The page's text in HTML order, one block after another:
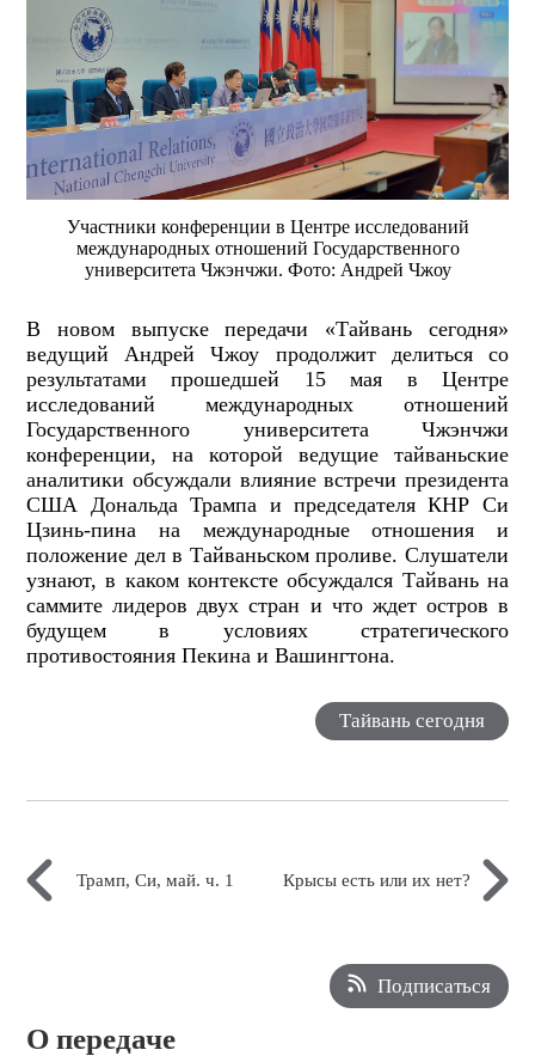
Участники конференции в Центре исследований
международных отношений Государственного
университета Чжэнчжи. Фото: Андрей Чжоу
В новом выпуске передачи «Тайвань сегодня»
ведущий Андрей Чжоу продолжит делиться со
результатами прошедшей 15 мая в Центре
исследований международных отношений
Государственного университета Чжэнчжи
конференции, на которой ведущие тайваньские
аналитики обсуждали влияние встречи президента
США Дональда Трампа и председателя КНР Си
Цзинь-пина на международные отношения и
положение дел в Тайваньском проливе. Слушатели
узнают, в каком контексте обсуждался Тайвань на
саммите лидеров двух стран и что ждет остров в
будущем в условиях стратегического
противостояния Пекина и Вашингтона.
Тайвань сегодня
Трамп, Си, май. ч. 1 Крысы есть или их нет?
Подписаться
О передаче